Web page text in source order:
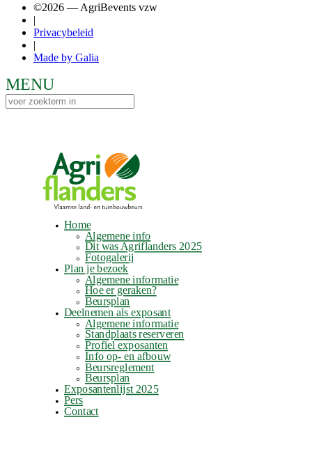
©2026 — AgriBevents vzw
|
Privacybeleid
|
Made by Galia
Home
Algemene info
Dit was Agriflanders 2025
Fotogalerij
Plan je bezoek
Algemene informatie
Hoe er geraken?
Beursplan
Deelnemen als exposant
Algemene informatie
Standplaats reserveren
Profiel exposanten
Info op- en afbouw
Beursreglement
Beursplan
Exposantenlijst 2025
Pers
Contact